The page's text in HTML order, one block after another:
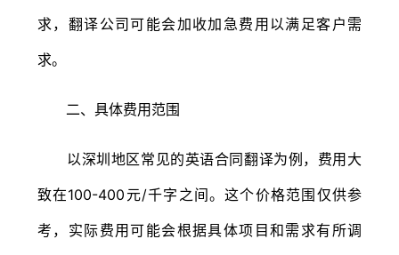
求，翻译公司可能会加收加急费用以满足客户需
求。
二、具体费用范围
以深圳地区常见的英语合同翻译为例，费用大
致在100-400元/千字之间。这个价格范围仅供参
考，实际费用可能会根据具体项目和需求有所调